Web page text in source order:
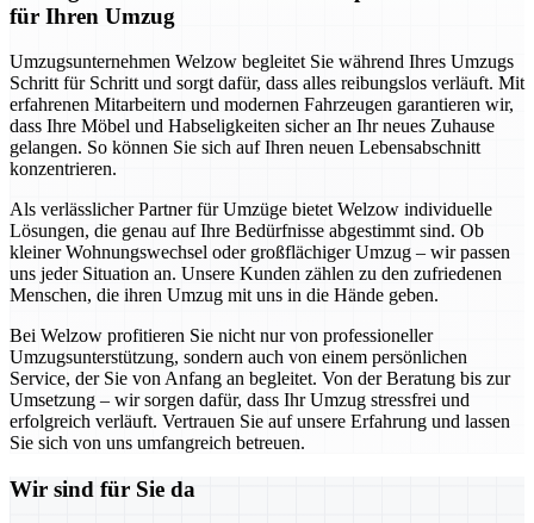
für Ihren Umzug
Umzugsunternehmen Welzow begleitet Sie während Ihres Umzugs
Schritt für Schritt und sorgt dafür, dass alles reibungslos verläuft. Mit
erfahrenen Mitarbeitern und modernen Fahrzeugen garantieren wir,
dass Ihre Möbel und Habseligkeiten sicher an Ihr neues Zuhause
gelangen. So können Sie sich auf Ihren neuen Lebensabschnitt
konzentrieren.
Als verlässlicher Partner für Umzüge bietet Welzow individuelle
Lösungen, die genau auf Ihre Bedürfnisse abgestimmt sind. Ob
kleiner Wohnungswechsel oder großflächiger Umzug – wir passen
uns jeder Situation an. Unsere Kunden zählen zu den zufriedenen
Menschen, die ihren Umzug mit uns in die Hände geben.
Bei Welzow profitieren Sie nicht nur von professioneller
Umzugsunterstützung, sondern auch von einem persönlichen
Service, der Sie von Anfang an begleitet. Von der Beratung bis zur
Umsetzung – wir sorgen dafür, dass Ihr Umzug stressfrei und
erfolgreich verläuft. Vertrauen Sie auf unsere Erfahrung und lassen
Sie sich von uns umfangreich betreuen.
Wir sind für Sie da